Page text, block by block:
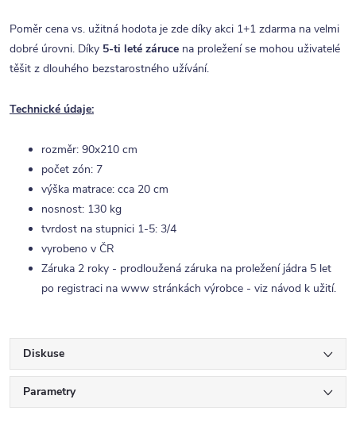
Poměr cena vs. užitná hodota je zde díky akci 1+1 zdarma na velmi
dobré úrovni. Díky 5-ti leté záruce na proležení se mohou uživatelé
těšit z dlouhého bezstarostného užívání.
Technické údaje:
rozměr: 90x210 cm
počet zón: 7
výška matrace: cca 20 cm
nosnost: 130 kg
tvrdost na stupnici 1-5: 3/4
vyrobeno v ČR
Záruka 2 roky - prodloužená záruka na proležení jádra 5 let
po registraci na www stránkách výrobce - viz návod k užití.
Diskuse
Parametry